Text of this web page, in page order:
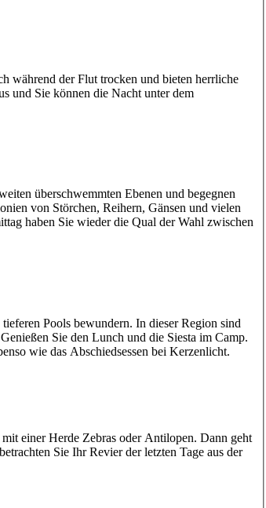
während der Flut trocken und bieten herrliche
und Sie können die Nacht unter dem
überschwemmten Ebenen und begegnen
von Störchen, Reihern, Gänsen und vielen
haben Sie wieder die Qual der Wahl zwischen
Pools bewundern. In dieser Region sind
Sie den Lunch und die Siesta im Camp.
wie das Abschiedsessen bei Kerzenlicht.
einer Herde Zebras oder Antilopen. Dann geht
Sie Ihr Revier der letzten Tage aus der